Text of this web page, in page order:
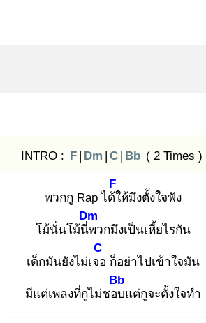
INTRO : F | Dm | C | Bb ( 2 Times )
พวกกู Rap ได้ใ
F
ห้มึงตั้งใจฟัง
โม้นั่นโม้นี่พ
Dm
วกมึงเป็นเหี้ยไรกัน
เด็กมันยังไม่เจอ
C
ก็อย่าไปเข้าใจมัน
มีแต่เพลงที่กูไม่ชอบ
Bb
แต่กูจะตั้งใจทำ